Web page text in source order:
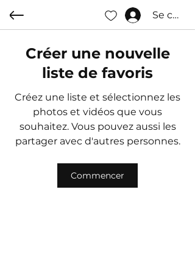
Se
Créer une nouvelle
liste de favoris
Créez une liste et sélectionnez les
photos et vidéos que vous
souhaitez. Vous pouvez aussi les
partager avec d'autres personnes.
Commencer